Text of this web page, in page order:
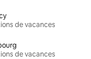
de vacances
de vacances